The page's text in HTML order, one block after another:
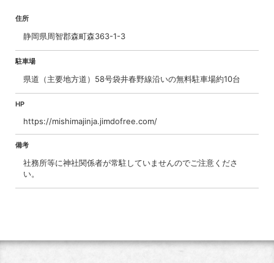
住所
静岡県周智郡森町森363-1-3
駐車場
県道（主要地方道）58号袋井春野線沿いの無料駐車場約10台
HP
https://mishimajinja.jimdofree.com/
備考
社務所等に神社関係者が常駐していませんのでご注意くださ
い。